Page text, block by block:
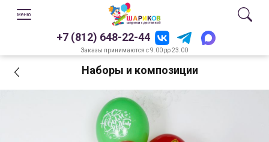
+7 (812) 648-22-44
Заказы принимаются с 9.00 до 23.00
Наборы и композиции